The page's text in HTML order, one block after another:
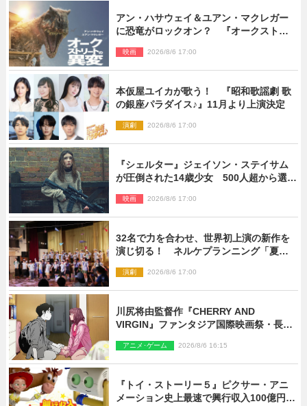
アン・ハサウェイ＆ユアン・マクレガー
に恐竜がロックオン？ 『オークストリ
解禁
映画 2026/8/6 17:00
本仮屋ユイカが歌う！ 『昭和歌謡劇 歌
の銀座パラダイス♪』11月より上演決定
演劇 2026/8/6 17:00
『シェルター』ジェイソン・ステイサム
が圧倒された14歳少女 500人超から選出
とは
映画 2026/8/6 17:00
32名で力を合わせ、世界初上演の新作を
演じ切る！ ネルケプランニング「夏休
ト【最終日】
演劇 2026/8/6 17:00
川尻将由監督作『CHERRY AND
VIRGIN』ファンタジア国際映画祭・長編
アニメ･ゲーム 2026/8/6 16:15
『トイ・ストーリー５』ピクサー・アニ
メーション史上最速で興行収入100億円突